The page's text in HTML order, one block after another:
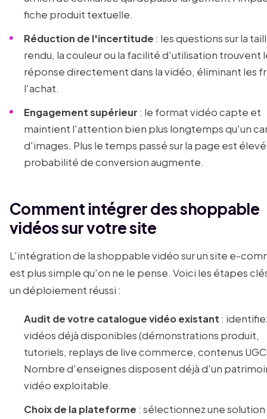
fiche produit textuelle.
Réduction de l'incertitude : les questions sur la
rendu, la couleur ou la facilité d'utilisation trouvent
réponse directement dans la vidéo, éliminant les
l'achat.
Engagement supérieur : le format vidéo capte et
maintient l'attention bien plus longtemps qu'un
d'images. Plus le temps passé sur la page est
probabilité de conversion augmente.
Comment intégrer des shoppable
vidéos sur votre site
L'intégration de la shoppable vidéo sur un site e-
est plus simple qu'on ne le pense. Voici les étapes
un déploiement réussi :
Audit de votre catalogue vidéo existant :
vidéos déjà disponibles (démonstrations produit,
tutoriels, replays de live commerce, contenus
Nombre d'enseignes disposent déjà d'un
vidéo exploitable.
Choix de la plateforme : sélectionnez une